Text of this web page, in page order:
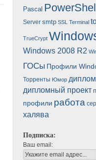
Pascal
Server smtp SSL Terminal
TrueCrypt
Windows 2008 R2
ГОСы Профили
Торренты Юмор
дипломный проект
профили работа
халява
Подписка:
Ваш email: